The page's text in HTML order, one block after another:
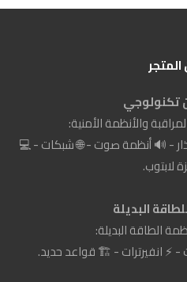
تكنولوجي
والأنظمة الأمنية:
- 🔊 أنظمة صوت - 🌐 شبكات - 💻
لابتوب.
البديلة
الطاقة البديلة:
⚡ انفيرترات - 🏗️ قواعد حديد.